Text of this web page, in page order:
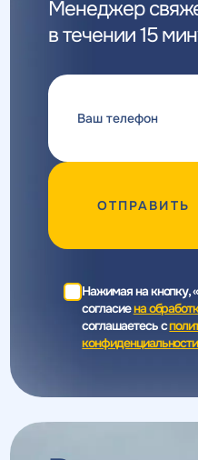
Менеджер
в течении 15
ОТПРАВИТЬ
Нажимая на кнопку,
согласиена
соглашаетесь c
конфиденциальности